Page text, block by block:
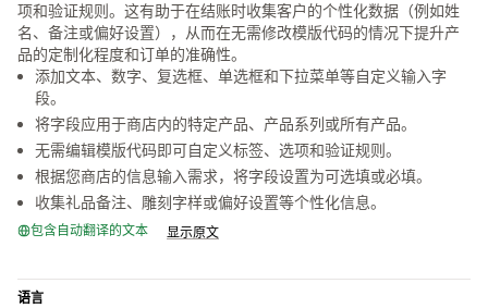
项和验证规则。这有助于在结账时收集客户的个性化数据（例如姓
名、备注或偏好设置），从而在无需修改模版代码的情况下提升产
品的定制化程度和订单的准确性。
添加文本、数字、复选框、单选框和下拉菜单等自定义输入字
段。
将字段应用于商店内的特定产品、产品系列或所有产品。
无需编辑模版代码即可自定义标签、选项和验证规则。
根据您商店的信息输入需求，将字段设置为可选填或必填。
收集礼品备注、雕刻字样或偏好设置等个性化信息。
包含自动翻译的文本 显示原文
语言